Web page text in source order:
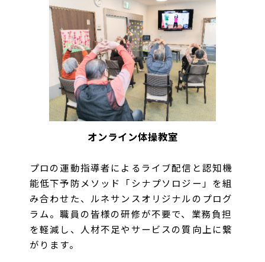
オンライン体操教室
プロの運動指導者によるライブ配信と認知機
能低下予防メソッド「シナプソロジー」を組
み合わせた、ルネサンスオリジナルのプログ
ラム。職員の皆様の研修が不要で、業務負担
を軽減し、人材不足やサービスの質向上に繋
がります。